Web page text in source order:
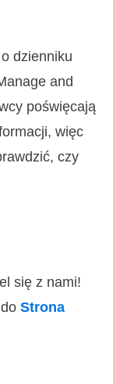
dzienniku
and
poświęcają
więc
czy
się z nami!
Strona